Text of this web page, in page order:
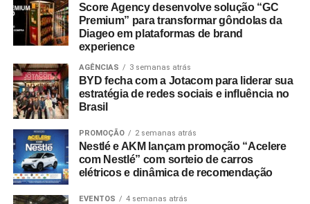
completo está disponível no site do empreendimento.
Score Agency desenvolve solução “GC
Premium” para transformar gôndolas da
Diageo em plataformas de brand
experience
AGÊNCIAS 3 semanas atrás
BYD fecha com a Jotacom para liderar sua
estratégia de redes sociais e influência no
Brasil
PROMOÇÃO 2 semanas atrás
Nestlé e AKM lançam promoção “Acelere
com Nestlé” com sorteio de carros
elétricos e dinâmica de recomendação
EVENTOS 4 semanas atrás